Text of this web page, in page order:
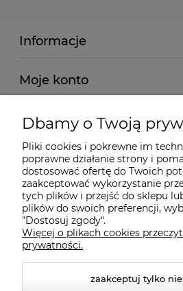
Informacje
Moje konto
Płatności i dostawa
Wybrane Kategorie
Wybrane Marki
Wiedza o BHP
Dbamy o Twoją
Pliki cookies i pokrewne im
poprawne działanie strony i
dostosować ofertę do Twoich
zaakceptować wykorzystanie
tych plików i przejść do sklepu
plików do swoich preferencji,
"Dostosuj zgody".
Więcej o plikach cookies
prywatności.
zaakceptuj tylko